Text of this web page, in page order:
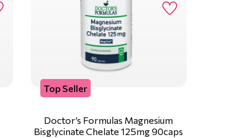
Top Seller
Doctor’s Formulas Magnesium
Bisglycinate Chelate 125mg 90caps